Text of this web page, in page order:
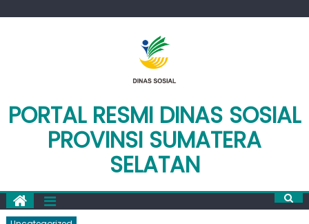
PORTAL RESMI DINAS SOSIAL
PROVINSI SUMATERA
SELATAN